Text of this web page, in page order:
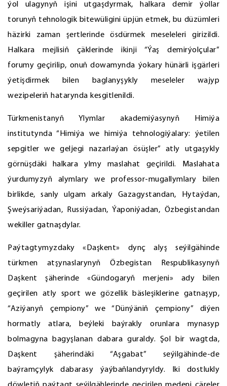
ýol ulagynyň işini utgaşdyrmak, halkara demir ýollar
torunyň tehnologik bitewüligini üpjün etmek, bu düzümleri
häzirki zaman şertlerinde ösdürmek meseleleri girizildi.
Halkara mejlisiň çäklerinde ikinji “Ýaş demirýolçular”
forumy geçirilip, onuň dowamynda ýokary hünärli işgärleri
ýetişdirmek bilen baglanyşykly meseleler wajyp
wezipeleriň hatarynda kesgitlenildi.
Türkmenistanyň Ylymlar akademiýasynyň Himiýa
institutynda “Himiýa we himiýa tehnologiýalary: ýetilen
sepgitler we geljegi nazarlaýan ösüşler” atly utgaşykly
görnüşdäki halkara ylmy maslahat geçirildi. Maslahata
ýurdumyzyň alymlary we professor-mugallymlary bilen
birlikde, sanly ulgam arkaly Gazagystandan, Hytaýdan,
Şweýsariýadan, Russiýadan, Ýaponiýadan, Özbegistandan
wekiller gatnaşdylar.
Paýtagtymyzdaky «Daşkent» dynç alyş seýilgähinde
türkmen atşynaslarynyň Özbegistan Respublikasynyň
Daşkent şäherinde «Gündogaryň merjeni» ady bilen
geçirilen atly sport we gözellik bäsleşiklerine gatnaşyp,
“Aziýanyň çempiony” we “Dünýäniň çempiony” diýen
hormatly atlara, beýleki baýrakly orunlara mynasyp
bolmagyna bagyşlanan dabara guraldy. Şol bir wagtda,
Daşkent şäherindäki “Aşgabat” seýilgähinde-de
baýramçylyk dabarasy ýaýbaňlandyryldy. Iki dostlukly